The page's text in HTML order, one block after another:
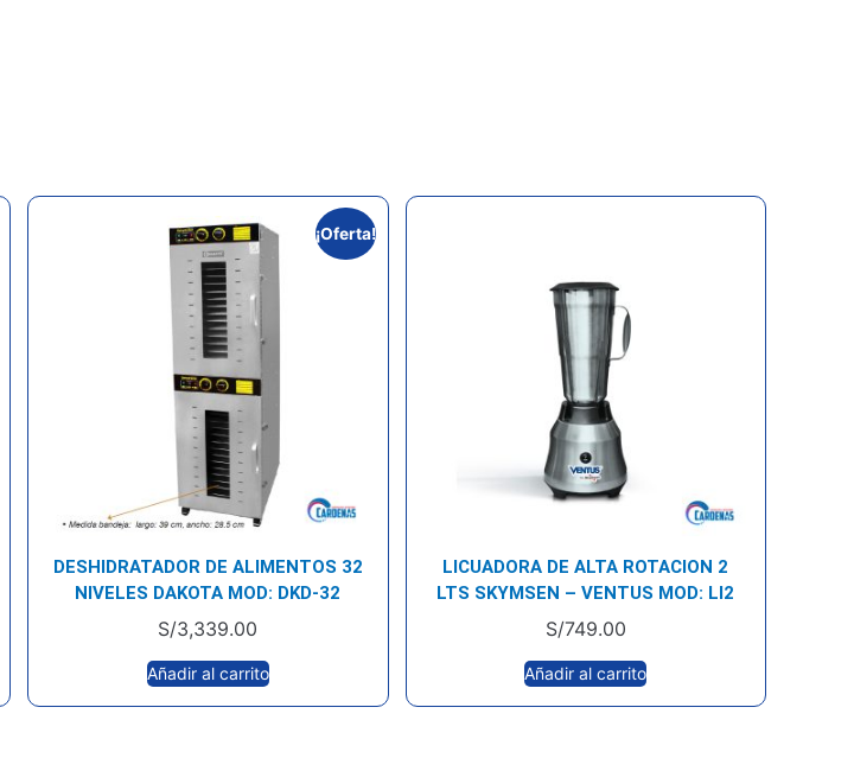
¡Oferta!
DESHIDRATADOR DE ALIMENTOS 32
NIVELES DAKOTA MOD: DKD-32
S/3,339.00
Añadir al carrito
LICUADORA DE ALTA ROTACION 2
LTS SKYMSEN – VENTUS MOD: LI2
S/749.00
Añadir al carrito